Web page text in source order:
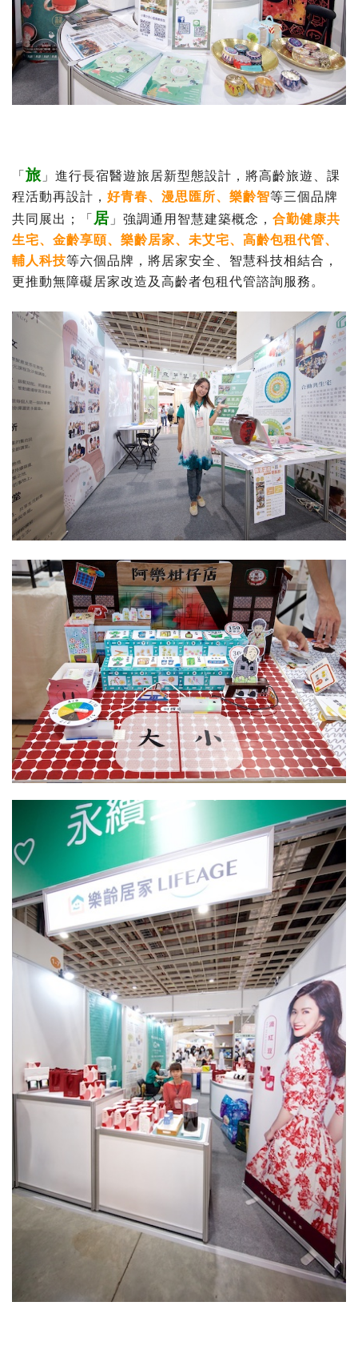
「 旅 」進行長宿醫遊旅居新型態設計，將高齡旅遊、課
程活動再設計， 好青春、漫思匯所、樂齡智等三個品牌
共同展出；「 居 」強調通用智慧建築概念， 合勤健康共
生宅、金齡享頤、樂齡居家、未艾宅、高齡包租代管、
輔人科技等六個品牌，將居家安全、智慧科技相結合，
更推動無障礙居家改造及高齡者包租代管諮詢服務。